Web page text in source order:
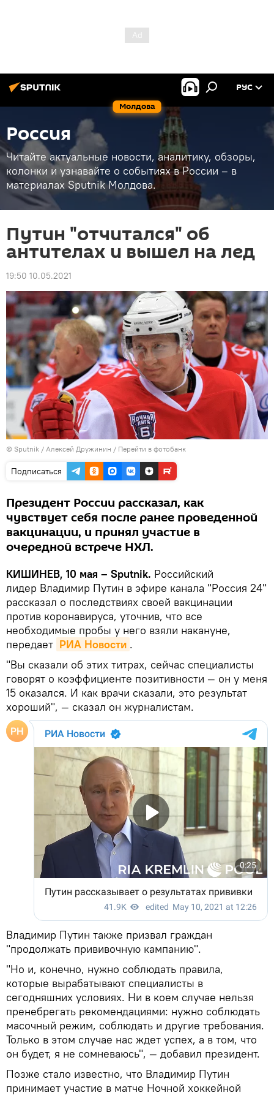
Молдова
РУС
Россия
Читайте актуальные новости, аналитику, обзоры,
колонки и узнавайте о событиях в России – в
материалах Sputnik Молдова.
Путин "отчитался" об
антителах и вышел на лед
19:50 10.05.2021
© Sputnik / Алексей Дружинин / Перейти в фотобанк
Подписаться
Президент России рассказал, как
чувствует себя после ранее проведенной
вакцинации, и принял участие в
очередной встрече НХЛ.
КИШИНЕВ, 10 мая – Sputnik. Российский
лидер Владимир Путин в эфире канала "Россия 24"
рассказал о последствиях своей вакцинации
против коронавируса, уточнив, что все
необходимые пробы у него взяли накануне,
передает РИА Новости .
"Вы сказали об этих титрах, сейчас специалисты
говорят о коэффициенте позитивности — он у меня
15 оказался. И как врачи сказали, это результат
хороший", — сказал он журналистам.
Владимир Путин также призвал граждан
"продолжать прививочную кампанию".
"Но и, конечно, нужно соблюдать правила,
которые вырабатывают специалисты в
сегодняшних условиях. Ни в коем случае нельзя
пренебрегать рекомендациями: нужно соблюдать
масочный режим, соблюдать и другие требования.
Только в этом случае нас ждет успех, а в том, что
он будет, я не сомневаюсь", — добавил президент.
Позже стало известно, что Владимир Путин
принимает участие в матче Ночной хоккейной